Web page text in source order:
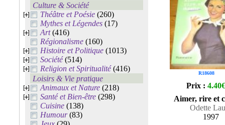
Culture & Société
Théâtre et Poésie (260)
Mythes et Légendes (17)
Art(416)
Régionalisme (160)
Histoire et Politique (1013)
Société(514)
Religion et Spiritualité(416)
Loisirs & Vie pratique
Animaux et Nature (218)
Santé et Bien-être (298)
Cuisine (138)
Humour(83)
R18608
Prix : 4.40€
Aimer, rire et
Odette
1997